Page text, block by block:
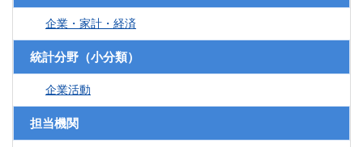
企業・家計・経済
統計分野（小分類）
企業活動
担当機関